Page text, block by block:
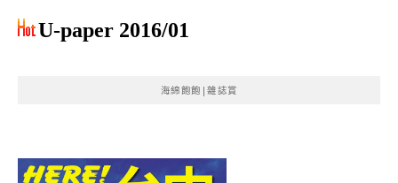
U-paper 2016/01
海綿飽飽|雜誌賞